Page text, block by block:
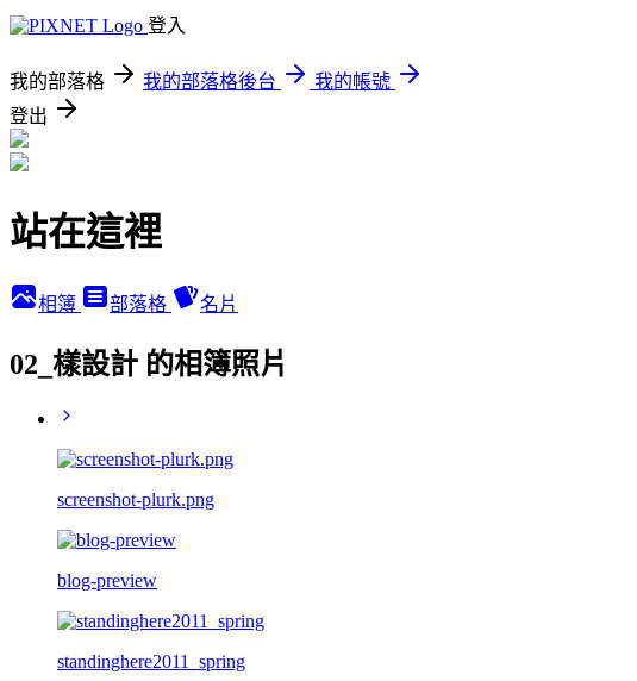
登入
我的部落格 我的部落格後台
我的帳號
登出
站在這裡
相簿 部落格 名片
02_樣設計 的相簿照片
screenshot-plurk.png
blog-preview
standinghere2011_spring